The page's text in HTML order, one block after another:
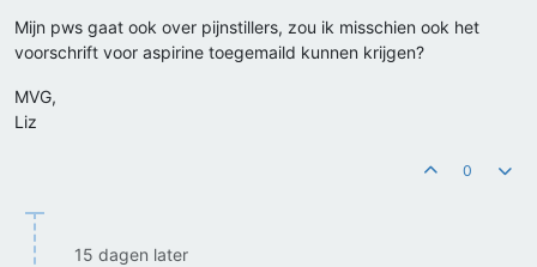
Mijn pws gaat ook over pijnstillers, zou ik misschien ook het
voorschrift voor aspirine toegemaild kunnen krijgen?
MVG,
Liz
0
15 dagen later